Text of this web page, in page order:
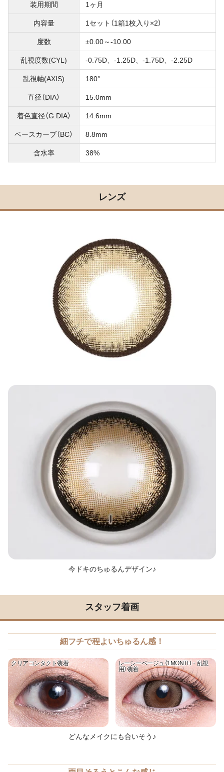
装用期間 1ヶ月
内容量 1セット（1箱1枚入り×2）
度数 ±0.00～-10.00
乱視度数(CYL) -0.75D、-1.25D、-1.75D、-2.25D
乱視軸(AXIS) 180°
直径（DIA） 15.0mm
着色直径（G.DIA） 14.6mm
ベースカーブ（BC） 8.8mm
含水率 38%
レンズ
今ドキのちゅるんデザイン♪
スタッフ着画
細フチで程よいちゅるん感！
クリアコンタクト装着
レーシーベージュ（1MONTH・乱視
用）装着
どんなメイクにも合いそう♪